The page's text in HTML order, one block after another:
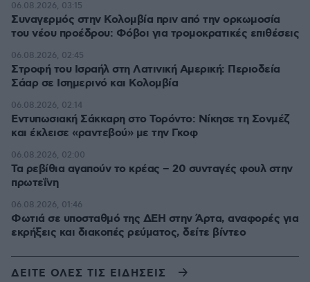
Συναγερμός στην Κολομβία πριν από την ορκωμοσία
του νέου προέδρου: Φόβοι για τρομοκρατικές επιθέσεις
06.08.2026, 03:15
Στροφή του Ισραήλ στη Λατινική Αμερική: Περιοδεία
Σάαρ σε Ισημερινό και Κολομβία
06.08.2026, 02:45
Εντυπωσιακή Σάκκαρη στο Τορόντο: Νίκησε τη Σονμέζ
και έκλεισε «ραντεβού» με την Γκοφ
06.08.2026, 02:14
Τα ρεβίθια αγαπούν το κρέας – 20 συνταγές φουλ στην
πρωτεΐνη
06.08.2026, 02:00
Φωτιά σε υποσταθμό της ΔΕΗ στην Άρτα, αναφορές για
εκρήξεις και διακοπές ρεύματος, δείτε βίντεο
06.08.2026, 01:46
ΔΕΙΤΕ ΟΛΕΣ ΤΙΣ ΕΙΔΗΣΕΙΣ